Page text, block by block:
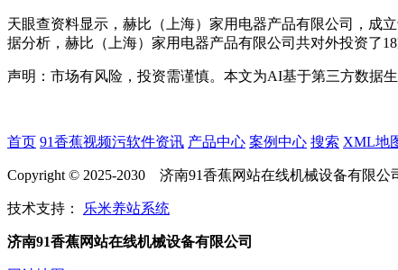
天眼查资料显示，赫比（上海）家用电器产品有限公司，成
据分析，赫比（上海）家用电器产品有限公司共对外投资了
声明：市场有风险，投资需谨慎。本文为AI基于第三方数据
首页 91香蕉视频污软件资讯 产品中心 案例中心 搜索 XML地
Copyright © 2025-2030 济南91香蕉网站在线机械设备有限公
技术支持： 乐米养站系统
济南91香蕉网站在线机械设备有限公司